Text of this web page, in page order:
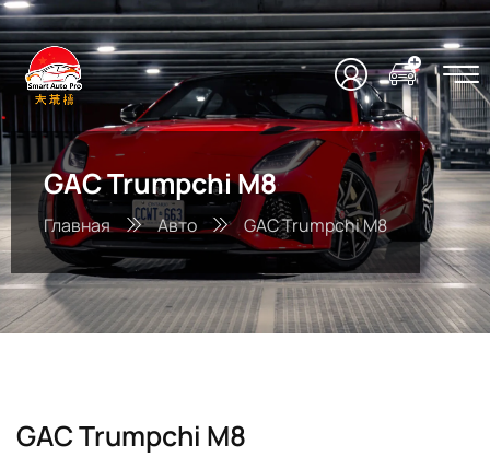
GAC Trumpchi M8
Главная Авто GAC Trumpchi M8
GAC Trumpchi M8